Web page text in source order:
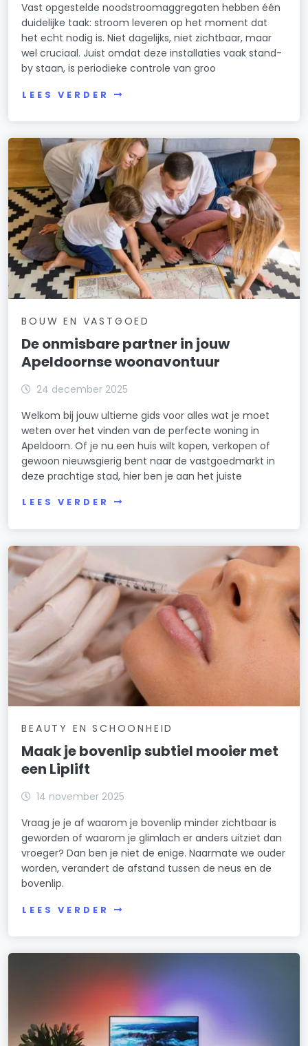
Vast opgestelde noodstroomaggregaten hebben één
duidelijke taak: stroom leveren op het moment dat
het echt nodig is. Niet dagelijks, niet zichtbaar, maar
wel cruciaal. Juist omdat deze installaties vaak stand-
by staan, is periodieke controle van groo
LEES VERDER
BOUW EN VASTGOED
De onmisbare partner in jouw
Apeldoornse woonavontuur
24 december 2025
Welkom bij jouw ultieme gids voor alles wat je moet
weten over het vinden van de perfecte woning in
Apeldoorn. Of je nu een huis wilt kopen, verkopen of
gewoon nieuwsgierig bent naar de vastgoedmarkt in
deze prachtige stad, hier ben je aan het juiste
LEES VERDER
BEAUTY EN SCHOONHEID
Maak je bovenlip subtiel mooier met
een Liplift
14 november 2025
Vraag je je af waarom je bovenlip minder zichtbaar is
geworden of waarom je glimlach er anders uitziet dan
vroeger? Dan ben je niet de enige. Naarmate we ouder
worden, verandert de afstand tussen de neus en de
bovenlip.
LEES VERDER